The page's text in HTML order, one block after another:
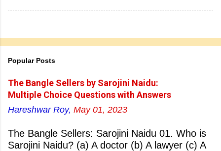
Popular Posts
The Bangle Sellers by Sarojini Naidu:
Multiple Choice Questions with Answers
Hareshwar Roy, May 01, 2023
The Bangle Sellers: Sarojini Naidu 01. Who is
Sarojini Naidu? (a) A doctor (b) A lawyer (c) A